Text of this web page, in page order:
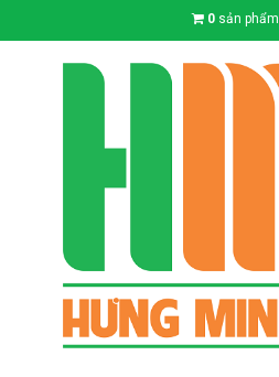
0 sản phẩm